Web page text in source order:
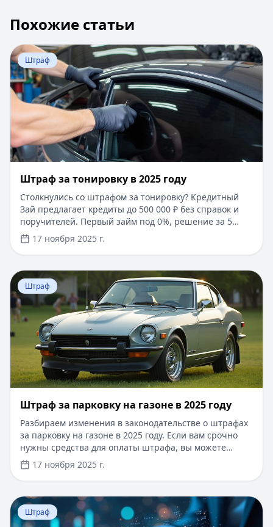
Похожие статьи
Перейти к статье:Штраф за тонировку в 2025 году
Штраф
Штраф за тонировку в 2025 году
Столкнулись со штрафом за тонировку? Кредитный
Зай предлагает кредиты до 500 000 ₽ без справок и
поручителей. Первый займ под 0%, решение за 5
минут. Решите финансовые вопросы быстро и
выгодно!
17 ноября 2025 г.
Перейти к статье: Штраф за парковку на газоне в
Штраф
Штраф за парковку на газоне в 2025 году
Разбираем изменения в законодательстве о штрафах
за парковку на газоне в 2025 году. Если вам срочно
нужны средства для оплаты штрафа, вы можете
оформить кредит до 100 000 рублей сроком до 1 года.
Одобрение за 15 минут, без справок о доходах и
поручителей. Первый займ под 0% для новых
клиентов при погашении в течение 30 дней. Простое
онлайн-оформление по паспорту, с моментальным
зачислением средств на карту.
17 ноября 2025 г.
Перейти к статье:Штраф за перегруз автомобиля в
Штраф